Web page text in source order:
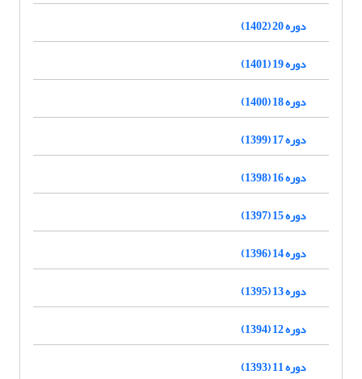
دوره 20 (1402)
دوره 19 (1401)
دوره 18 (1400)
دوره 17 (1399)
دوره 16 (1398)
دوره 15 (1397)
دوره 14 (1396)
دوره 13 (1395)
دوره 12 (1394)
دوره 11 (1393)